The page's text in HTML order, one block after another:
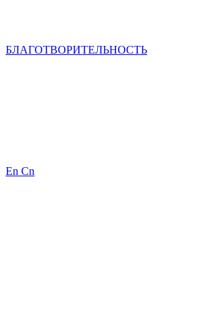
БЛАГОТВОРИТЕЛЬНОСТЬ
En Cn